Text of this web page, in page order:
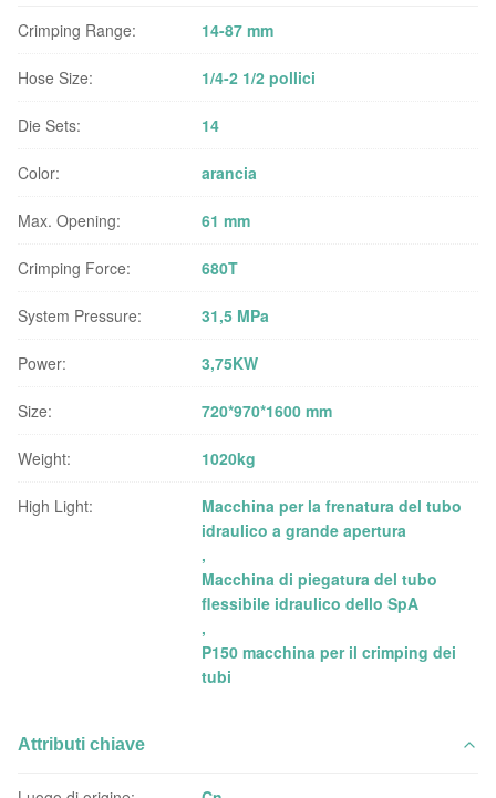
Crimping Range: 14-87 mm
Hose Size: 1/4-2 1/2 pollici
Die Sets: 14
Color: arancia
Max. Opening: 61 mm
Crimping Force: 680T
System Pressure: 31,5 MPa
Power: 3,75KW
Size: 720*970*1600 mm
Weight: 1020kg
High Light:
Macchina per la frenatura del tubo
idraulico a grande apertura
,
Macchina di piegatura del tubo
flessibile idraulico dello SpA
,
P150 macchina per il crimping dei
tubi
Attributi chiave